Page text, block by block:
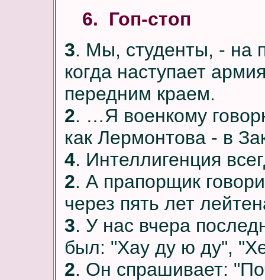
6. Гоп-стоп
3. Мы, студенты, - на
когда наступает
передним краем.
2. …Я военкому
как Лермонтова - в
4. Интеллигенция
2. А прапорщик
через пять лет
3. У нас вчера
был: "Хау ду ю ду",
2. Он спрашивает: